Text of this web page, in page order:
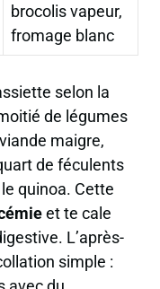
brocolis vapeur,
fromage blanc
selon la
de légumes
maigre,
de féculents
quinoa. Cette
et te cale
L’après-
simple :